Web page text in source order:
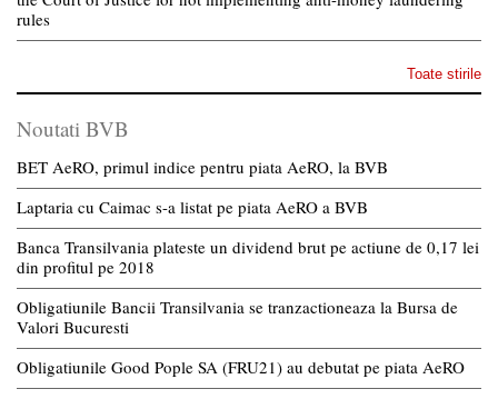
rules
Toate stirile
Noutati BVB
BET AeRO, primul indice pentru piata AeRO, la BVB
Laptaria cu Caimac s-a listat pe piata AeRO a BVB
Banca Transilvania plateste un dividend brut pe actiune de 0,17 lei
din profitul pe 2018
Obligatiunile Bancii Transilvania se tranzactioneaza la Bursa de
Valori Bucuresti
Obligatiunile Good Pople SA (FRU21) au debutat pe piata AeRO